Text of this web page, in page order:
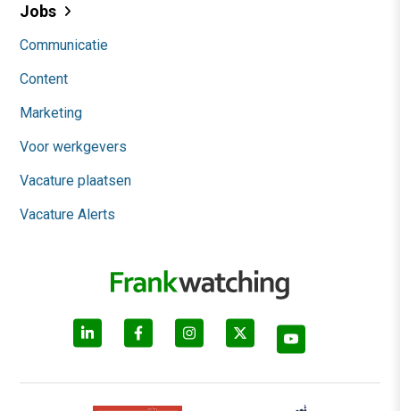
Jobs
Communicatie
Content
Marketing
Voor werkgevers
Vacature plaatsen
Vacature Alerts